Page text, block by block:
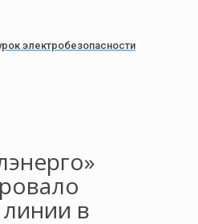
электробезопасности
в